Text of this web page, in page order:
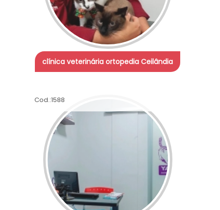
clínica veterinária ortopedia Ceilândia
Cod.:1588